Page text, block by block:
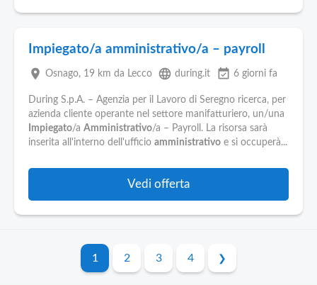
Impiegato/a amministrativo/a – payroll
place Osnago, 19 km da Lecco language during.it event_available 6 giorni fa
During S.p.A. – Agenzia per il Lavoro di Seregno ricerca, per
azienda cliente operante nel settore manifatturiero, un/una
Impiegato/a Amministrativo/a – Payroll. La risorsa sarà
inserita all'interno dell'ufficio amministrativo e si occuperà...
Vedi offerta
1 2 3 4